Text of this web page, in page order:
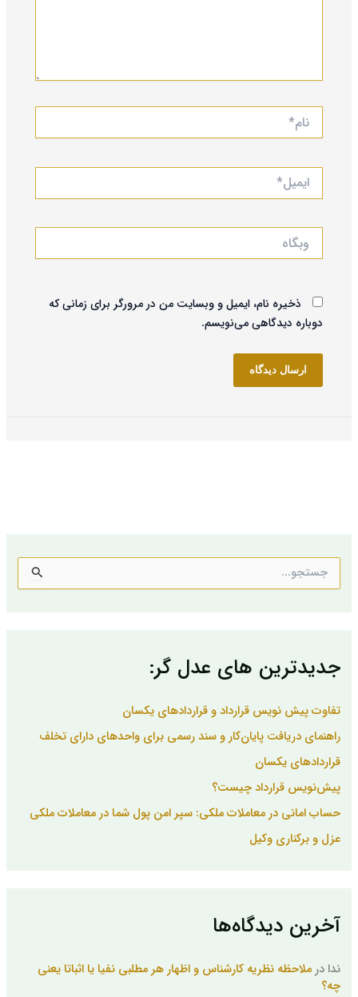
ایمیل*
ذخیره نام، ایمیل و وبسایت من در مرورگر برای زمانی که
دوباره دیدگاهی می‌نویسم.
س
ر
:
جدیدترین های عدل گر:
تفاوت پیش نویس قرارداد و قراردادهای یکسان
راهنمای دریافت پایان‌کار و سند رسمی برای واحدهای دارای تخلف
قراردادهای یکسان
پیش‌نویس قرارداد چیست؟
حساب امانی در معاملات ملکی: سپر امن پول شما در معاملات ملکی
عزل و برکناری وکیل
آخرین دیدگاه‌ها
ندا درملاحظه نظریه کارشناس و اظهار هر مطلبی نفیا یا اثباتا یعنی
چه؟